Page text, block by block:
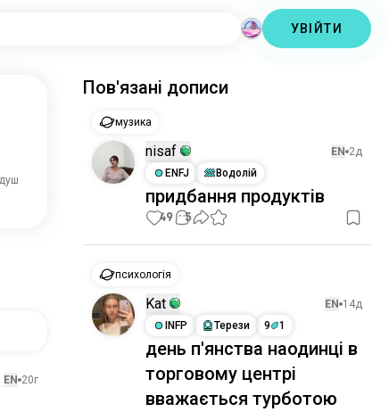
УВІЙТИ
EN 20г
Пов'язані дописи
музика
nisaf EN 2д
ENFJ
Водолій
придбання продуктів
49 5
психологія
Kat EN 14д
INFP
Терези 9 1
день п'янства наодинці в
торговому центрі
вважається турботою